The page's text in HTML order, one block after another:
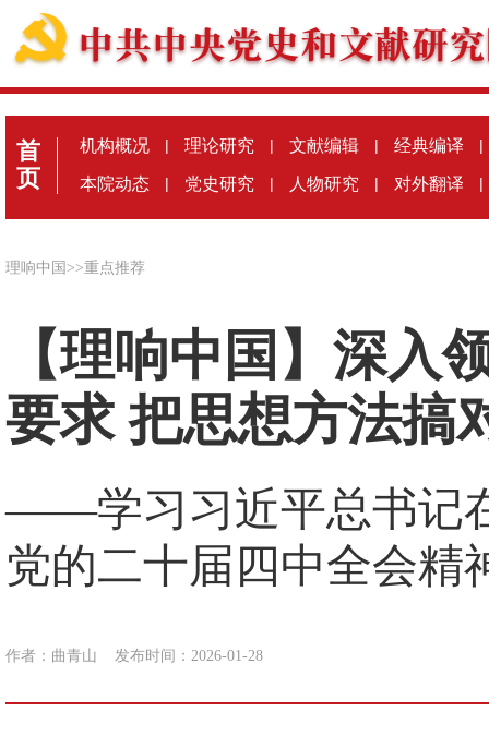
首
页
机构概况 | 理论研究 | 文献编辑 | 经典编译 |
本院动态 | 党史研究 | 人物研究 | 对外翻译 |
理响中国 >>重点推荐
【理响中国】深入
要求 把思想方法搞
——学习习近平总书记
党的二十届四中全会精
作者：曲青山 发布时间：2026-01-28